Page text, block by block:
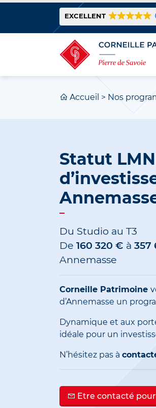
EXCELLENT
Accueil > Nos
Statut
Du Studio au T3
De 160 320 € à 357
Annemasse
Corneille Patrimoine
d’Annemasse un
Dynamique et aux
idéale pour un
N’hésitez pas à
Etre contacté